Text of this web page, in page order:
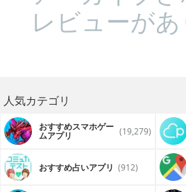
レビューが
人気カテゴリ
おすすめスマホゲー
ムアプリ (19,279)
おすすめ占いアプリ (912)